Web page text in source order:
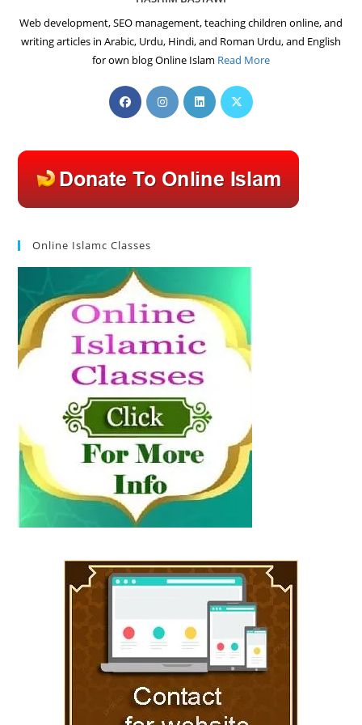
Web development, SEO management, teaching children online, and
writing articles in Arabic, Urdu, Hindi, and Roman Urdu, and English
for own blog Online Islam Read More
Opens
in
new
tab
Opens
in
new
tab
Opens
in
new
tab
Opens
new
tab
Online Islamc Classes